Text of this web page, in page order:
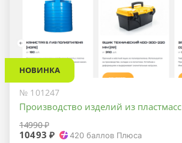
НОВИНКА
№ 101247
Производство изделий из пластмасс
14990 ₽
10493 ₽ 420 баллов Плюса